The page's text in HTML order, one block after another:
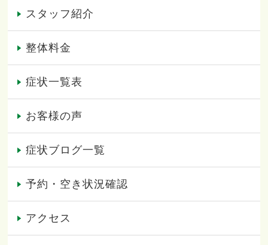
スタッフ紹介
整体料金
症状一覧表
お客様の声
症状ブログ一覧
予約・空き状況確認
アクセス